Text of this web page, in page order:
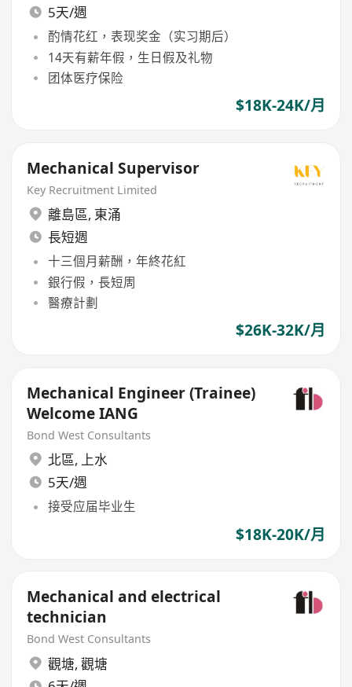
5天/週
酌情花红，表现奖金（实习期后）
14天有薪年假，生日假及礼物
团体医疗保险
$18K-24K/月
Mechanical Supervisor
Key Recruitment Limited
離島區, 東涌
長短週
十三個月薪酬，年終花紅
銀行假，長短周
醫療計劃
$26K-32K/月
Mechanical Engineer (Trainee)
Welcome IANG
Bond West Consultants
北區, 上水
5天/週
接受应届毕业生
$18K-20K/月
Mechanical and electrical
technician
Bond West Consultants
觀塘, 觀塘